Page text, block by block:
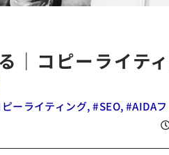
｜コピーライテ
ピーライティング, #SEO, #AIDA